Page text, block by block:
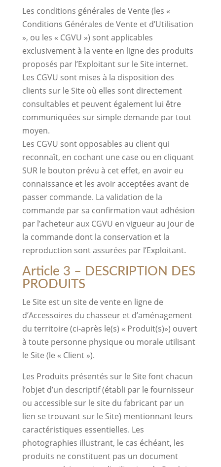
Les conditions générales de Vente (les «
Conditions Générales de Vente et d’Utilisation
», ou les « CGVU ») sont applicables
exclusivement à la vente en ligne des produits
proposés par l’Exploitant sur le Site internet.
Les CGVU sont mises à la disposition des
clients sur le Site où elles sont directement
consultables et peuvent également lui être
communiquées sur simple demande par tout
moyen.
Les CGVU sont opposables au client qui
reconnaît, en cochant une case ou en cliquant
SUR le bouton prévu à cet effet, en avoir eu
connaissance et les avoir acceptées avant de
passer commande. La validation de la
commande par sa confirmation vaut adhésion
par l’acheteur aux CGVU en vigueur au jour de
la commande dont la conservation et la
reproduction sont assurées par l’Exploitant.
Article 3 – DESCRIPTION DES
PRODUITS
Le Site est un site de vente en ligne de
d’Accessoires du chasseur et d’aménagement
du territoire (ci-après le(s) « Produit(s)») ouvert
à toute personne physique ou morale utilisant
le Site (le « Client »).
Les Produits présentés sur le Site font chacun
l’objet d’un descriptif (établi par le fournisseur
ou accessible sur le site du fabricant par un
lien se trouvant sur le Site) mentionnant leurs
caractéristiques essentielles. Les
photographies illustrant, le cas échéant, les
produits ne constituent pas un document